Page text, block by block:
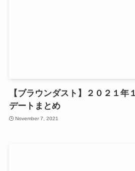
【ブラウンダスト】２０２１
デートまとめ
November 7, 2021